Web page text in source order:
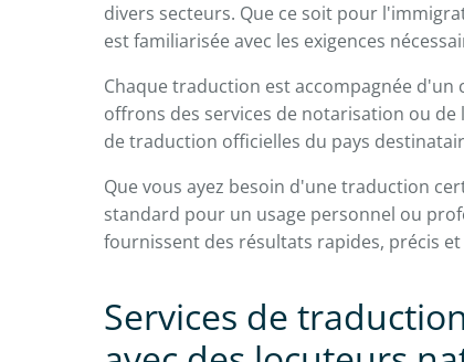
divers secteurs. Que ce soit pour
est familiarisée avec les exigences
Chaque traduction est accompagnée
offrons des services de notarisation ou
de traduction officielles du pays
Que vous ayez besoin d'une traduction
standard pour un usage personnel ou
fournissent des résultats rapides, précis
Services de